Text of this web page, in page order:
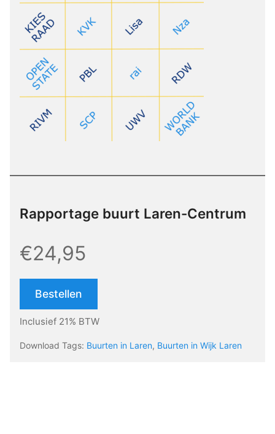
Rapportage buurt Laren-Centrum
€24,95
Bestellen
Inclusief 21% BTW
Download Tags: Buurten in Laren, Buurten in Wijk Laren